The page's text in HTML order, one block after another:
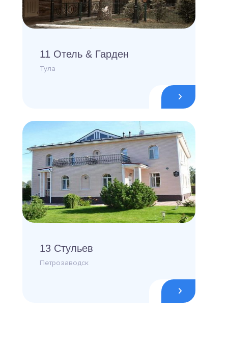
11 Отель & Гарден
Тула
13 Стульев
Петрозаводск